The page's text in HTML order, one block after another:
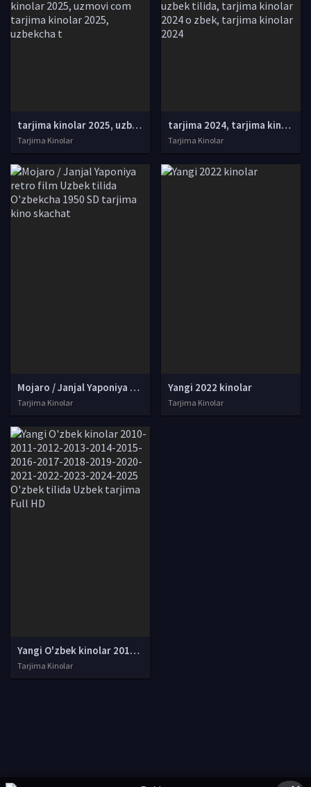
tarjima kinolar 2025, uzbek tarjima kinolar 2025, tarjima kinolar uzbek tilida 2025, tarjima kinolar o zbek 2025, tarjima kinolar o zbek tilida 2025, yangi tarjima kinolar 2025, uzmovi tarjima kinolar 2025, uzmovi com tarjima kinolar 2025, uzbekcha t
Tarjima Kinolar
tarjima 2024, tarjima kinolar 2024, uzbek tarjima 2024, tarjima kinolar tilida tilida 2024, uzbek tilida tarjima 2024, kino tarjima 2024, uzbek tarjima kinolar 2024, tarjima kinolar 2024 uzbek tilida, tarjima kinolar 2024 o zbek, tarjima kinolar 2024
Tarjima Kinolar
Mojaro / Janjal Yaponiya retro film Uzbek tilida O'zbekcha 1950 SD tarjima kino skachat
Tarjima Kinolar
Yangi 2022 kinolar
Tarjima Kinolar
Yangi O'zbek kinolar 2010-2011-2012-2013-2014-2015-2016-2017-2018-2019-2020-2021-2022-2023-2024-2025 O'zbek tilida Uzbek tarjima Full HD
Tarjima Kinolar